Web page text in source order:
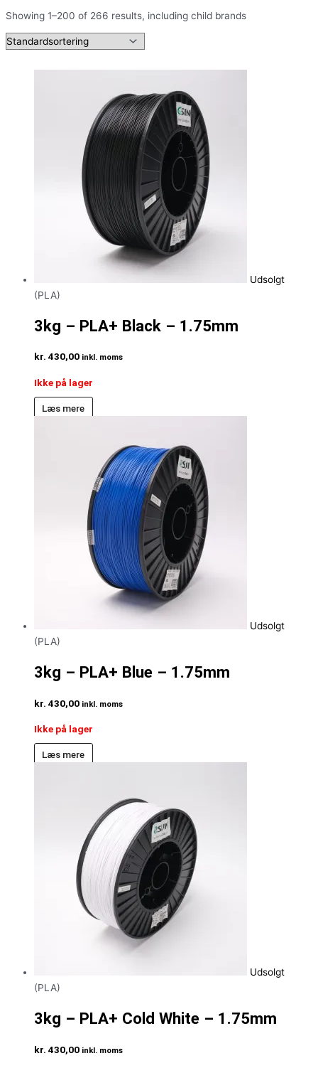
Showing 1–200 of 266 results, including child brands
Udsolgt
(PLA)
3kg – PLA+ Black – 1.75mm
kr. 430,00 inkl. moms
Ikke på lager
Læs mere
Udsolgt
(PLA)
3kg – PLA+ Blue – 1.75mm
kr. 430,00 inkl. moms
Ikke på lager
Læs mere
Udsolgt
(PLA)
3kg – PLA+ Cold White – 1.75mm
kr. 430,00 inkl. moms